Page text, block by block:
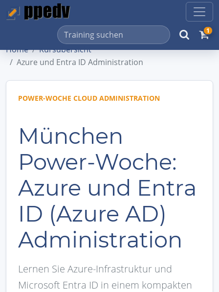
1
Home
Kursübersicht
Azure und Entra ID Administration
POWER-WOCHE CLOUD ADMINISTRATION
München
Power-Woche:
Azure und Entra
ID (Azure AD)
Administration
Lernen Sie Azure-Infrastruktur und
Microsoft Entra ID in einem kompakten